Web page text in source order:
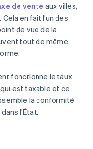
de vente aux villes,
en fait l’un des
de vue de la
tout de même
fonctionne le taux
est taxable et ce
la conformité
l’État.